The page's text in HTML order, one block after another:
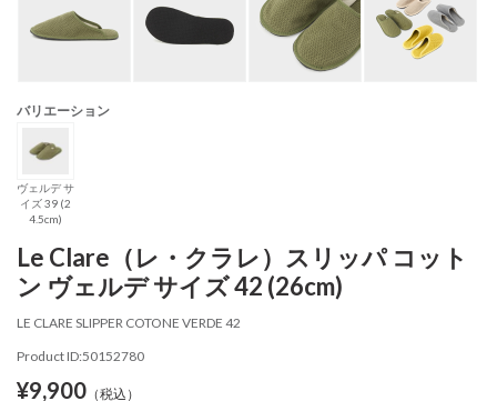
バリエーション
ヴェルデ サ
イズ 39 (2
4.5cm)
Le Clare（レ・クラレ）スリッパ コット
ン ヴェルデ サイズ 42 (26cm)
LE CLARE SLIPPER COTONE VERDE 42
Product ID:50152780
¥9,900 （税込）